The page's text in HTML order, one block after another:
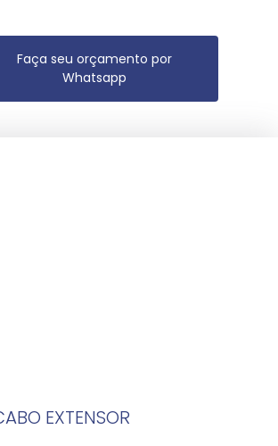
Faça seu orçamento por
Whatsapp
CABO EXTENSOR